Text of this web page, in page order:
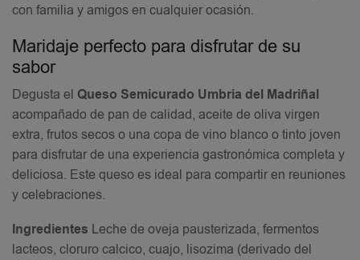
con familia y amigos en cualquier ocasión.
Maridaje perfecto para disfrutar de su
sabor
Degusta el Queso Semicurado Umbria del Madriñal
acompañado de pan de calidad, aceite de oliva virgen
extra, frutos secos o una copa de vino blanco o tinto joven
para disfrutar de una experiencia gastronómica completa y
deliciosa. Este queso es ideal para compartir en reuniones
y celebraciones.
Ingredientes Leche de oveja pausterizada, fermentos
lacteos, cloruro calcico, cuajo, lisozima (derivado del